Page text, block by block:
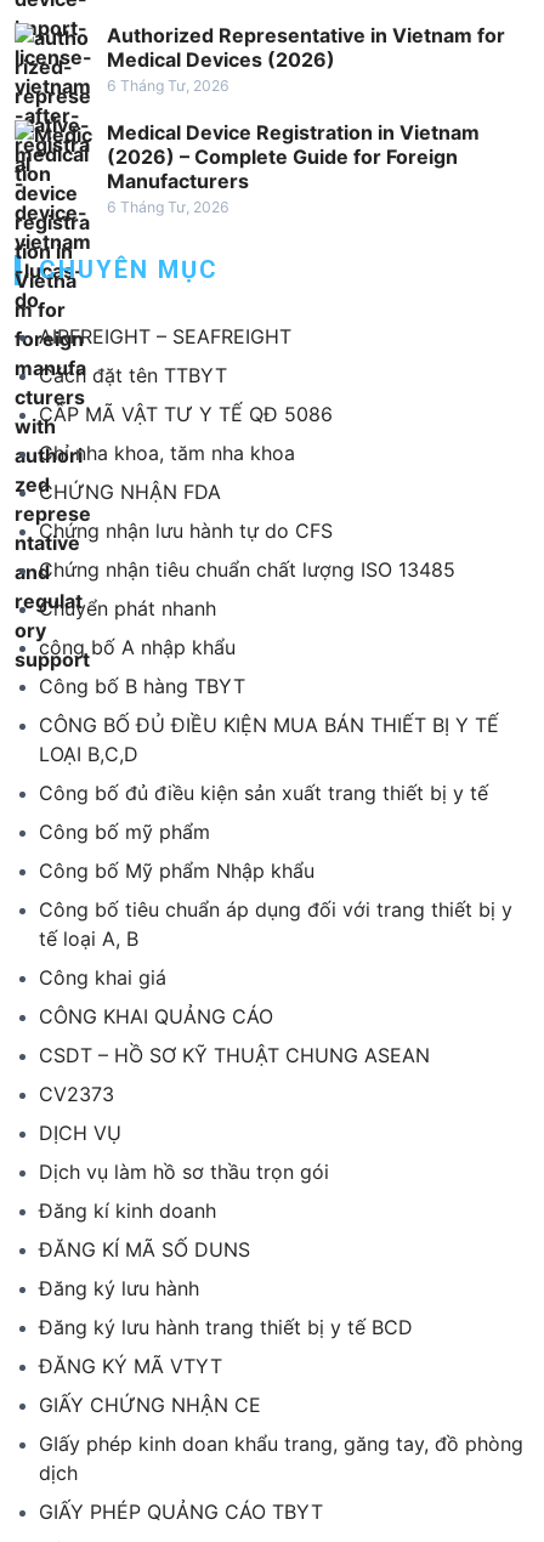
Authorized Representative in Vietnam for
Medical Devices (2026)
6 Tháng Tư, 2026
Medical Device Registration in Vietnam
(2026) – Complete Guide for Foreign
Manufacturers
6 Tháng Tư, 2026
CHUYÊN MỤC
AIRFREIGHT – SEAFREIGHT
Cách đặt tên TTBYT
CẤP MÃ VẬT TƯ Y TẾ QĐ 5086
Chỉ nha khoa, tăm nha khoa
CHỨNG NHẬN FDA
Chứng nhận lưu hành tự do CFS
Chứng nhận tiêu chuẩn chất lượng ISO 13485
Chuyển phát nhanh
công bố A nhập khẩu
Công bố B hàng TBYT
CÔNG BỐ ĐỦ ĐIỀU KIỆN MUA BÁN THIẾT BỊ Y TẾ
LOẠI B,C,D
Công bố đủ điều kiện sản xuất trang thiết bị y tế
Công bố mỹ phẩm
Công bố Mỹ phẩm Nhập khẩu
Công bố tiêu chuẩn áp dụng đối với trang thiết bị y
tế loại A, B
Công khai giá
CÔNG KHAI QUẢNG CÁO
CSDT – HỒ SƠ KỸ THUẬT CHUNG ASEAN
CV2373
DỊCH VỤ
Dịch vụ làm hồ sơ thầu trọn gói
Đăng kí kinh doanh
ĐĂNG KÍ MÃ SỐ DUNS
Đăng ký lưu hành
Đăng ký lưu hành trang thiết bị y tế BCD
ĐĂNG KÝ MÃ VTYT
GIẤY CHỨNG NHẬN CE
GIấy phép kinh doan khẩu trang, găng tay, đồ phòng
dịch
GIẤY PHÉP QUẢNG CÁO TBYT